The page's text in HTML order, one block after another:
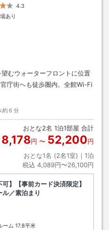
4.3
あり
むウォーターフロントに位置
庁街へも徒歩圏内。全館Wi-Fi
約６分
おとな2名 1泊1部屋 合計
8,178円 〜 52,200円
おとな1名 (2名1室)｜ 1泊
税込 4,089円〜26,100円
】【事前カード決済限定】
／素泊まり
ーム 17.8平米